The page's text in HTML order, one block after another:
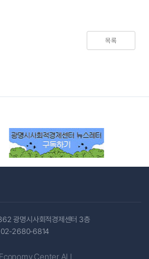
목록
광명시사회적경제센터 3층
02-2680-6814
Center ALL